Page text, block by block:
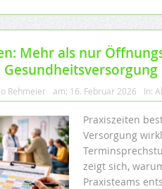
Mehr als nur
Rehmeier am: 16. Februar 2026 In:
Praxiszeiten
Versorgung
zeigt sich,
Praxisteams